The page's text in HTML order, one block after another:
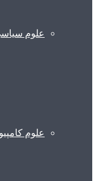
علوم
علوم